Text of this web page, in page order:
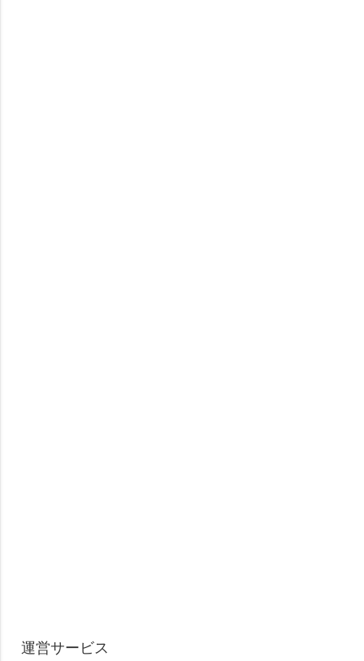
運営サービス